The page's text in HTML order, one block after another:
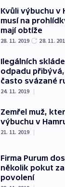
Kvůli výbuchu v
musí na
mají obtíže
28. 11. 2019 28. 11.
Ilegálních
odpadu
často svázané
24. 11. 2019 |
Zemřel muž,
výbuchu v
21. 11. 2019 |
Firma Purum
několik pokut
povolení